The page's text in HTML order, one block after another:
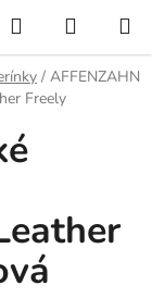
Hledat
KOŠÍK
/ AFFENZAHN
Freely